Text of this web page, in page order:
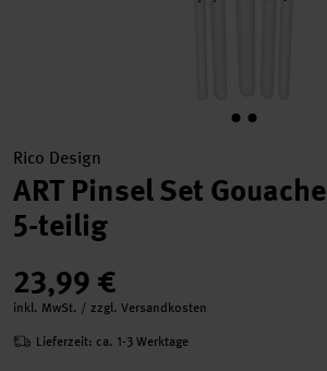
Rico Design
ART Pinsel Set Gouache
5-teilig
23,99 €
inkl. MwSt. / zzgl. Versandkosten
Lieferzeit: ca. 1-3 Werktage